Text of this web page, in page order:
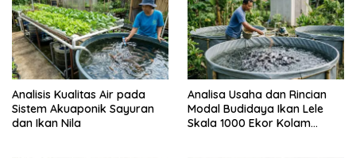
Analisis Kualitas Air pada
Sistem Akuaponik Sayuran
dan Ikan Nila
Analisa Usaha dan Rincian
Modal Budidaya Ikan Lele
Skala 1000 Ekor Kolam